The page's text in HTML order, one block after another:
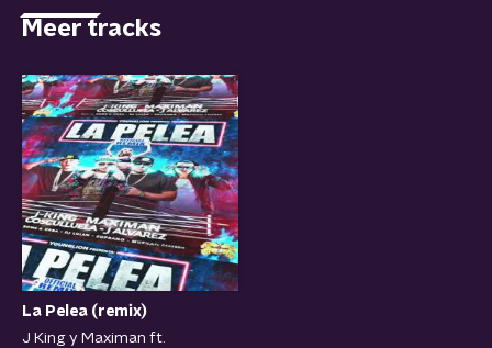
Meer tracks
La Pelea (remix)
J King y Maximan ft.